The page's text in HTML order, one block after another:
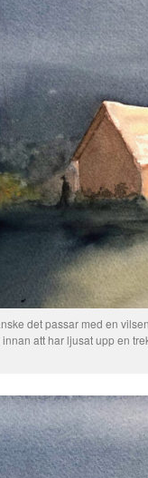
det passar med en
att har ljusat upp en